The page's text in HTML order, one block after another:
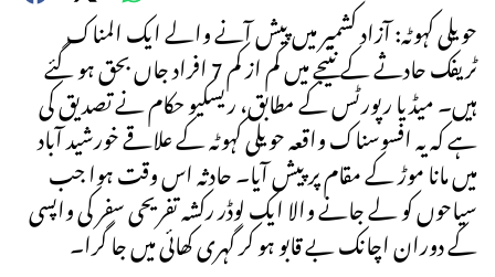
حویلی کہوٹہ: آزاد کشمیر میں پیش آنے والے ایک المناک
ٹریفک حادثے کے نتیجے میں کم از کم 7 افراد جاں بحق ہو گئے
ہیں۔ میڈیا رپورٹس کے مطابق، ریسکیو حکام نے تصدیق کی
ہے کہ یہ افسوسناک واقعہ حویلی کہوٹہ کے علاقے خورشید آباد
میں مانا موڑ کے مقام پر پیش آیا۔ حادثہ اس وقت ہوا جب
سیاحوں کو لے جانے والا ایک لوڈر رکشہ تفریحی سفر کی واپسی
کے دوران اچانک بے قابو ہو کر گہری کھائی میں جا گرا۔